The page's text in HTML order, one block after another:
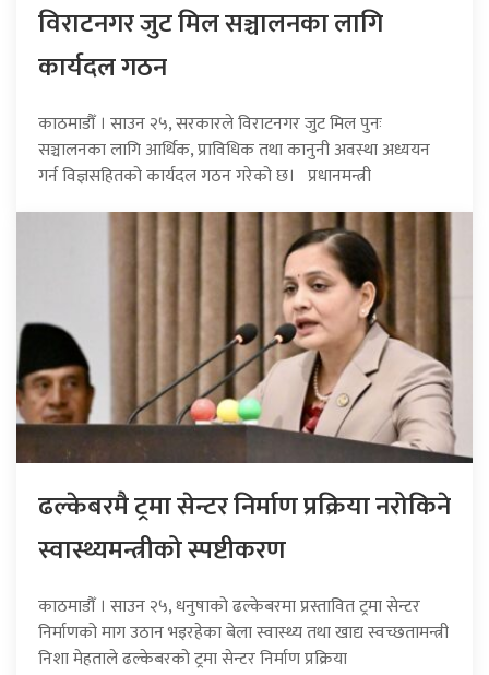
विराटनगर जुट मिल सञ्चालनका लागि
कार्यदल गठन
काठमाडौँ । साउन २५, सरकारले विराटनगर जुट मिल पुनः
सञ्चालनका लागि आर्थिक, प्राविधिक तथा कानुनी अवस्था अध्ययन
गर्न विज्ञसहितको कार्यदल गठन गरेको छ। प्रधानमन्त्री
ढल्केबरमै ट्रमा सेन्टर निर्माण प्रक्रिया नरोकिने
स्वास्थ्यमन्त्रीको स्पष्टीकरण
काठमाडौँ । साउन २५, धनुषाको ढल्केबरमा प्रस्तावित ट्रमा सेन्टर
निर्माणको माग उठान भइरहेका बेला स्वास्थ्य तथा खाद्य स्वच्छतामन्त्री
निशा मेहताले ढल्केबरको ट्रमा सेन्टर निर्माण प्रक्रिया